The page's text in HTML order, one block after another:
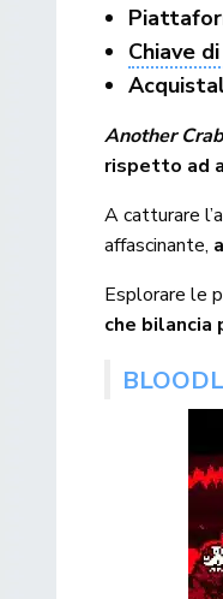
Chiave
Another
rispetto ad
A catturare
affascinante,
Esplorare le
che